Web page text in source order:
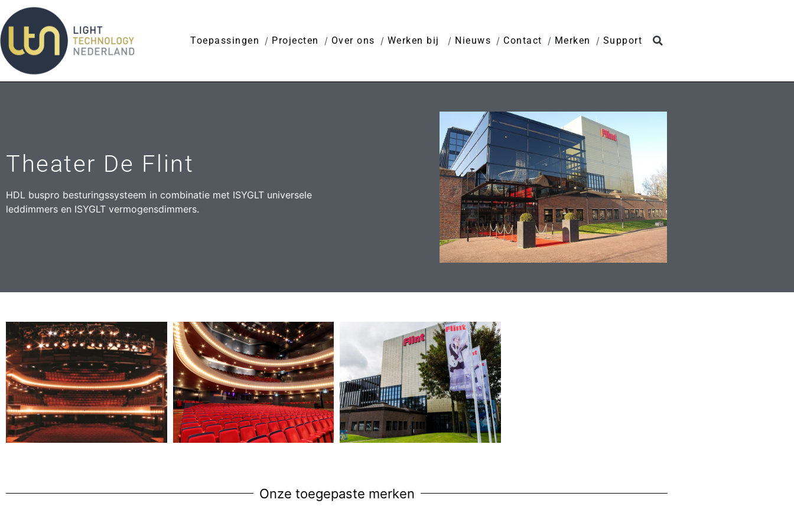
Toepassingen Projecten Over ons Werken bij Nieuws Contact Merken Support
Theater De Flint
HDL buspro besturingssysteem in combinatie met ISYGLT universele
leddimmers en ISYGLT vermogensdimmers.
Onze toegepaste merken​